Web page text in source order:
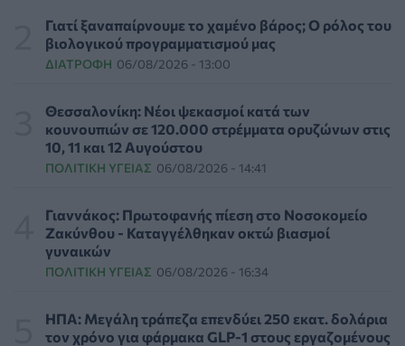
την ενίσχυση της βιοασφάλειας από το ΥΠΑΑΤ
ΕΠΙΚΑΙΡΌΤΗΤΑ 07/08/2026 - 17:42
και στα φάρμακα
ΥΓΕΊΑ 07/08/2026 - 17:17
Πέθανε στα 26 της η influencer Σίντνεϊ Τάουλ που
καρκίνο
ΕΠΙΚΑΙΡΌΤΗΤΑ 07/08/2026 - 16:41
Απώλεια βάρους: Οι τρεις παράγοντες που κρίνουν το
ΔΙΑΤΡΟΦΉ 07/08/2026 - 16:16
Γιατί ξαναπαίρνουμε το χαμένο βάρος; Ο ρόλος του
βιολογικού προγραμματισμού μας
ΔΙΑΤΡΟΦΉ 06/08/2026 - 13:00
Θεσσαλονίκη: Νέοι ψεκασμοί κατά των
κουνουπιών σε 120.000 στρέμματα ορυζώνων στις
10, 11 και 12 Αυγούστου
ΠΟΛΙΤΙΚΉ ΥΓΕΊΑΣ 06/08/2026 - 14:41
Γιαννάκος: Πρωτοφανής πίεση στο Νοσοκομείο
Ζακύνθου - Καταγγέλθηκαν οκτώ βιασμοί
γυναικών
ΠΟΛΙΤΙΚΉ ΥΓΕΊΑΣ 06/08/2026 - 16:34
ΗΠΑ: Μεγάλη τράπεζα επενδύει 250 εκατ. δολάρια
τον χρόνο για φάρμακα GLP-1 στους εργαζομένους